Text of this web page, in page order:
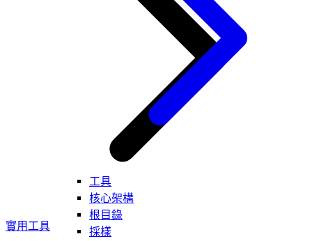
工具
核心架構
根目錄
採樣
實用工具